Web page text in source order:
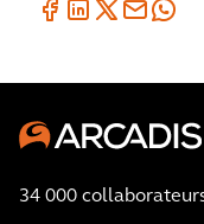
34 000